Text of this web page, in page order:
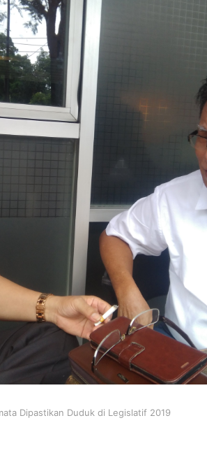
Dipastikan Duduk di Legislatif 2019